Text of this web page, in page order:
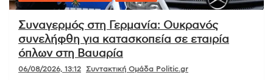
Συναγερμός στη Γερμανία: Ουκρανός
συνελήφθη για κατασκοπεία σε εταιρία
όπλων στη Βαυαρία
06/08/2026, 13:12 Συντακτική Ομάδα Politic.gr